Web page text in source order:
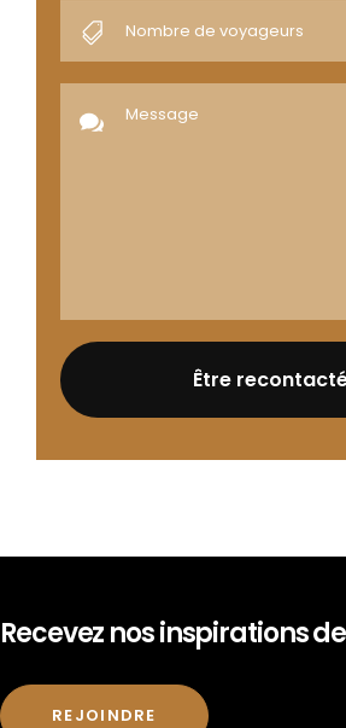
Recevez nos inspirations
REJOINDRE